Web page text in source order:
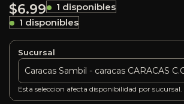
$6.99
1 disponibles
1 disponibles
Sucursal
Esta seleccion afecta disponibilidad por sucursal.